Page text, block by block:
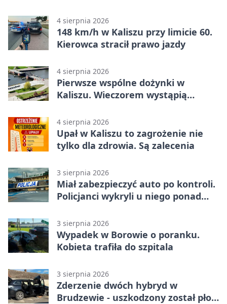
4 sierpnia 2026
148 km/h w Kaliszu przy limicie 60.
Kierowca stracił prawo jazdy
4 sierpnia 2026
Pierwsze wspólne dożynki w
Kaliszu. Wieczorem wystąpią
4 sierpnia 2026
Upał w Kaliszu to zagrożenie nie
tylko dla zdrowia. Są zalecenia
3 sierpnia 2026
Miał zabezpieczyć auto po kontroli.
Policjanci wykryli u niego ponad
3 sierpnia 2026
Wypadek w Borowie o poranku.
Kobieta trafiła do szpitala
3 sierpnia 2026
Zderzenie dwóch hybryd w
Brudzewie - uszkodzony został płot